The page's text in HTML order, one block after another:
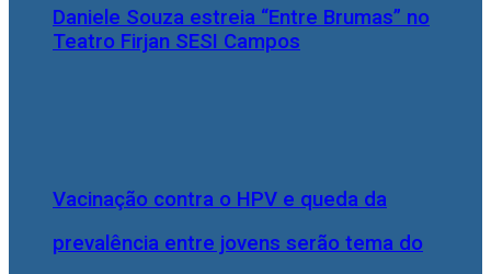
Vacinação contra o HPV e queda da
prevalência entre jovens serão tema do
Daniele Souza estreia “Entre Brumas” no
Teatro Firjan SESI Campos